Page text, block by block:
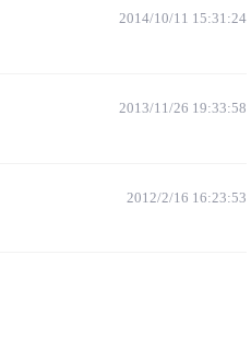
2014/10/11 15:31:24
2013/11/26 19:33:58
2012/2/16 16:23:53